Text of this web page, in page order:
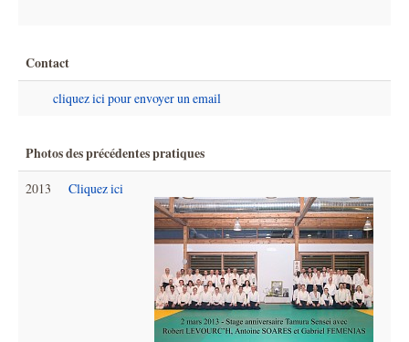
Contact
cliquez ici pour envoyer un email
Photos des précédentes pratiques
2013 Cliquez ici